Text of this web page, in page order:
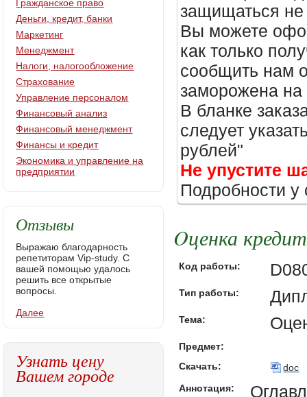
защищаться не
Вы можете
как только
сообщить нам
заморожена
В бланке
следует
рублей"
Не упустите
Подробности
Oценка
Код работы:
Тип работы:
Тема:
Предмет:
Скачать:
doc
Аннотация:
Гражданское право
Деньги, кредит, банки
Маркетинг
Менеджмент
Налоги, налогообложение
Страхование
Управление персоналом
Финансовый анализ
Финансовый менеджмент
Финансы и кредит
Экономика и управление на
предприятии
Отзывы
Выражаю благодарность
репетиторам Vip-study. С
вашей помощью удалось
решить все открытые
вопросы.
Далее
Узнать цену
Вашем городе